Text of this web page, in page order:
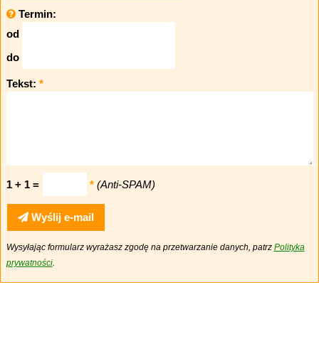
Termin:
od
do
Tekst: *
1 + 1 = * (Anti-SPAM)
Wyślij e-mail
Wysyłając formularz wyrażasz zgodę na przetwarzanie danych, patrz Polityka
prywatności.